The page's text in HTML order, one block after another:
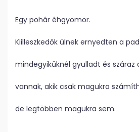
Egy pohár éhgyomor.
Kiilleszkedők ülnek ernyedten a
mindegyiküknél gyulladt és száraz
vannak, akik csak magukra
de legtöbben magukra sem.